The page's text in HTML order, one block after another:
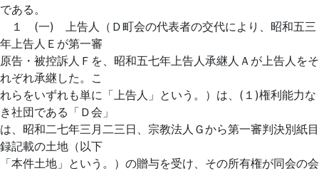
である。
１ (一) 上告人（Ｄ町会の代表者の交代により、昭和五三
年上告人Ｅが第一審
原告・被控訴人Ｆを、昭和五七年上告人承継人Ａが上告人をそ
れぞれ承継した。こ
れらをいずれも単に「上告人」という。）は、(１)権利能力な
き社団である「Ｄ会」
は、昭和二七年三月二三日、宗教法人Ｇから第一審判決別紙目
録記載の土地（以下
「本件土地」という。）の贈与を受け、その所有権が同会の会